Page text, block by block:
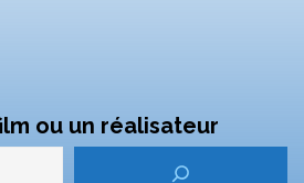
ou un réalisateur